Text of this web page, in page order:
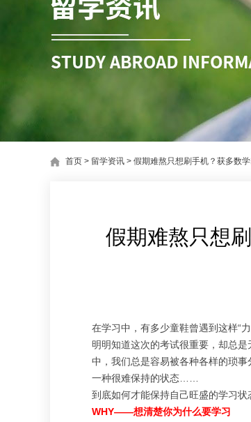
首页 > 留学资讯 > 假期难熬只想刷手机？获多数
假期难熬只想
在学习中，有多少童鞋曾遇到这样“
明明知道这次的考试很重要，却总
中，我们总是容易被各种各样的琐
一种很难保持的状态……
到底如何才能保持自己旺盛的学习状
WHY——想清楚你为什么要学习